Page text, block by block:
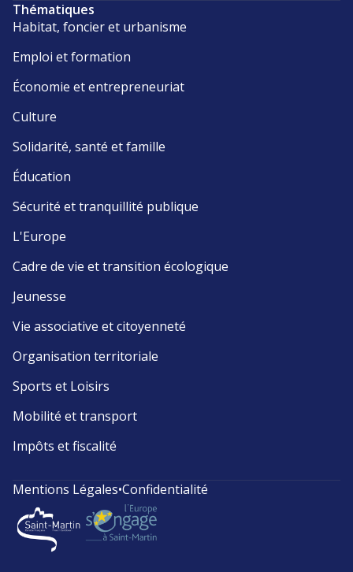
Thématiques
Habitat, foncier et urbanisme
Emploi et formation
Économie et entrepreneuriat
Culture
Solidarité, santé et famille
Éducation
Sécurité et tranquillité publique
L'Europe
Cadre de vie et transition écologique
Jeunesse
Vie associative et citoyenneté
Organisation territoriale
Sports et Loisirs
Mobilité et transport
Impôts et fiscalité
Mentions Légales•Confidentialité